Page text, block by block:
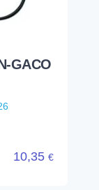
GACO
10,35 €